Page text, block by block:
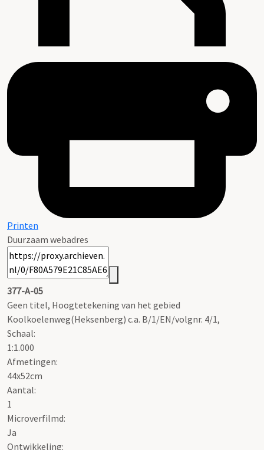
Printen
Duurzaam webadres
377-A-05
Geen titel, Hoogtetekening van het gebied
Koolkoelenweg(Heksenberg) c.a. B/1/EN/volgnr. 4/1,
Schaal:
1:1.000
Afmetingen:
44x52cm
Aantal:
1
Microverfilmd:
Ja
Ontwikkeling: